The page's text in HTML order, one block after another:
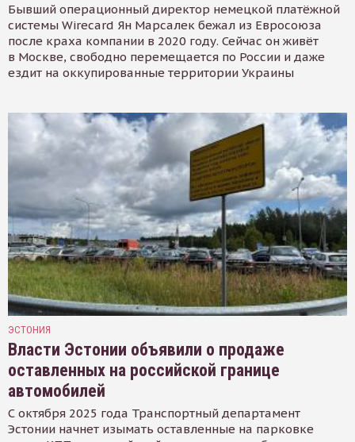
Бывший операционный директор немецкой платёжной
системы Wirecard Ян Марсалек бежал из Евросоюза
после краха компании в 2020 году. Сейчас он живёт
в Москве, свободно перемещается по России и даже
ездит на оккупированные территории Украины
ЭСТОНИЯ
Власти Эстонии объявили о продаже
оставленных на российской границе
автомобилей
С октября 2025 года Транспортный департамент
Эстонии начнет изымать оставленные на парковке